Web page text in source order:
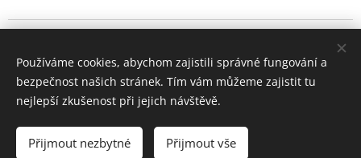
+420 722 195 264
Cookies
Měna
CZK Kč
Používáme cookies, abychom zajistili správné fungování a
bezpečnost našich stránek. Tím vám můžeme zajistit tu
nejlepší zkušenost při jejich návštěvě.
Přijmout nezbytné Přijmout vše